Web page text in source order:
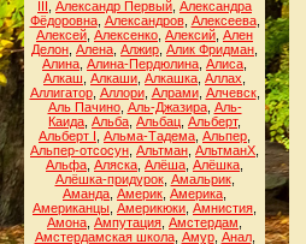
III Александр Первый Александра
Фёдоровна, Александров, Алексеева,
Алексей Алексенко Алексий Ален
Делон Алена Алжир Алик Фридман
Алина Алина-Пердюлина Алиса
Алкаш Алкаши Алкашка Аллах
Аллигатор, Аллори, Алрами, Алчевск,
Аль Пачино, Аль-Джазира, Аль-
Каида Альба Альбац Альберт,
Альберт I Альма-Тадема Альпер
Альпер-отсосун Альтман АльтманХ
Альфа Аляска Алёша Алёшка
Алёшка-придурок, Амальрик,
Аманда Америк Америка
Американцы Америкюки Амнистия
Амона Ампутация Амстердам
Амстердамская школа, Амур, Анал,